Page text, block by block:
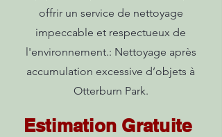
offrir un service de nettoyage
impeccable et respectueux de
l'environnement.: Nettoyage après
accumulation excessive d’objets à
Otterburn Park.
Estimation Gratuite